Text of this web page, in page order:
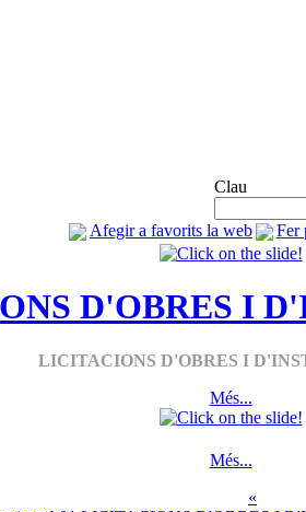
Clau
Afegir a favorits la web Fer
D'OBRES I
LICITACIONS D'OBRES I
Més...
Més...
«